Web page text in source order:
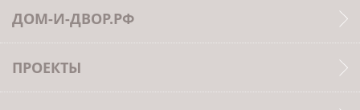
ДОМ-И-ДВОР.РФ
ПРОЕКТЫ